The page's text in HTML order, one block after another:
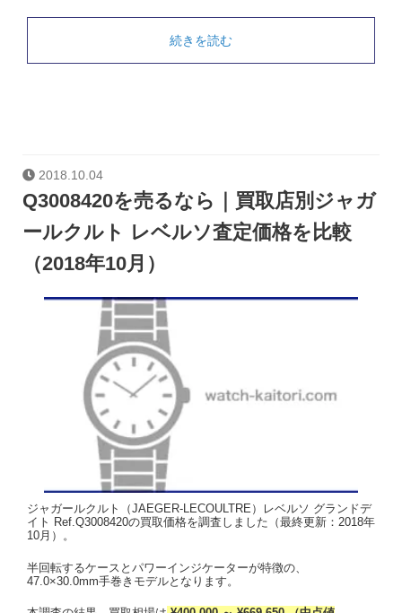
続きを読む
2018.10.04
Q3008420を売るなら｜買取店別ジャガ
ールクルト レベルソ査定価格を比較
（2018年10月）
ジャガールクルト（JAEGER-LECOULTRE）レベルソ グランドデ
イト Ref.Q3008420の買取価格を調査しました（最終更新：2018年
10月）。
半回転するケースとパワーインジケーターが特徴の、
47.0×30.0mm手巻きモデルとなります。